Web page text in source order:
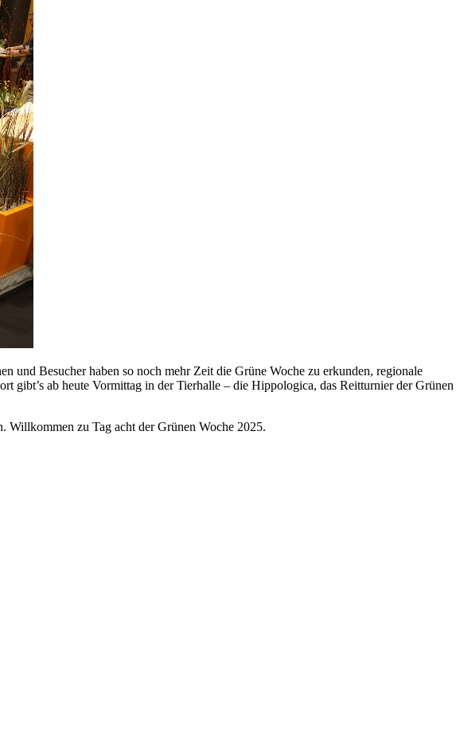
und Besucher haben so noch mehr Zeit die Grüne Woche zu erkunden, regionale
gibt’s ab heute Vormittag in der Tierhalle – die Hippologica, das Reitturnier der Grünen
Willkommen zu Tag acht der Grünen Woche 2025.